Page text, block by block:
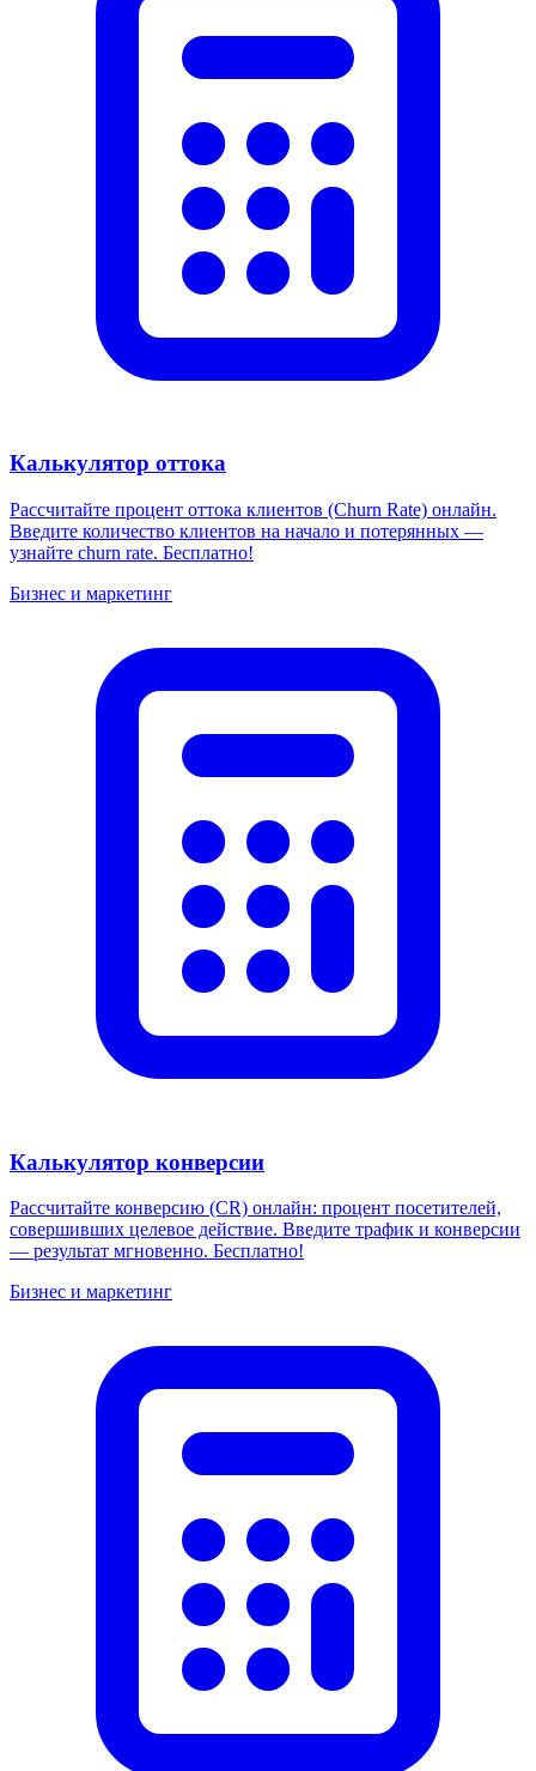
Калькулятор оттока
Рассчитайте процент оттока клиентов (Churn Rate) онлайн.
Введите количество клиентов на начало и потерянных —
узнайте churn rate. Бесплатно!
Бизнес и маркетинг
Калькулятор конверсии
Рассчитайте конверсию (CR) онлайн: процент посетителей,
совершивших целевое действие. Введите трафик и конверсии
— результат мгновенно. Бесплатно!
Бизнес и маркетинг